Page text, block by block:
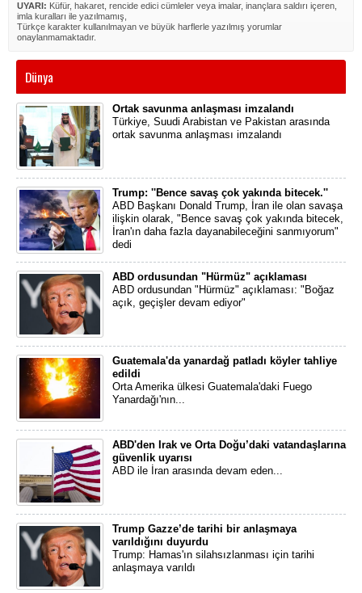
UYARI: Küfür, hakaret, rencide edici cümleler veya imalar, inançlara saldırı içeren,
imla kuralları ile yazılmamış,
Türkçe karakter kullanılmayan ve büyük harflerle yazılmış yorumlar
onaylanmamaktadır.
Dünya
Ortak savunma anlaşması imzalandı
Türkiye, Suudi Arabistan ve Pakistan arasında
ortak savunma anlaşması imzalandı
Trump: ''Bence savaş çok yakında bitecek.''
ABD Başkanı Donald Trump, İran ile olan savaşa
ilişkin olarak, "Bence savaş çok yakında bitecek,
İran'ın daha fazla dayanabileceğini sanmıyorum"
dedi
ABD ordusundan "Hürmüz" açıklaması
ABD ordusundan "Hürmüz" açıklaması: "Boğaz
açık, geçişler devam ediyor"
Guatemala'da yanardağ patladı köyler tahliye
edildi
Orta Amerika ülkesi Guatemala'daki Fuego
Yanardağı'nın...
ABD'den Irak ve Orta Doğu’daki vatandaşlarına
güvenlik uyarısı
ABD ile İran arasında devam eden...
Trump Gazze’de tarihi bir anlaşmaya
varıldığını duyurdu
Trump: Hamas'ın silahsızlanması için tarihi
anlaşmaya varıldı